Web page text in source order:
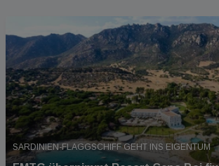
SARDINIEN-FLAGGSCHIFF GEHT INS EIGENTUM